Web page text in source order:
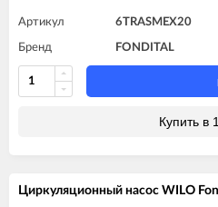
Артикул 6TRASMEX20
Бренд FONDITAL
Купить в
Циркуляционный насос WILO